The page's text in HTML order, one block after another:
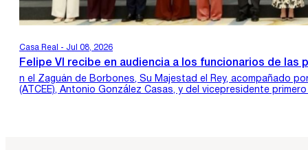
Casa Real - Jul 08, 2026
Felipe VI recibe en audiencia a los funcionarios de las
n el Zaguán de Borbones, Su Majestad el Rey, acompañado
(ATCEE), Antonio González Casas, y del vicepresidente